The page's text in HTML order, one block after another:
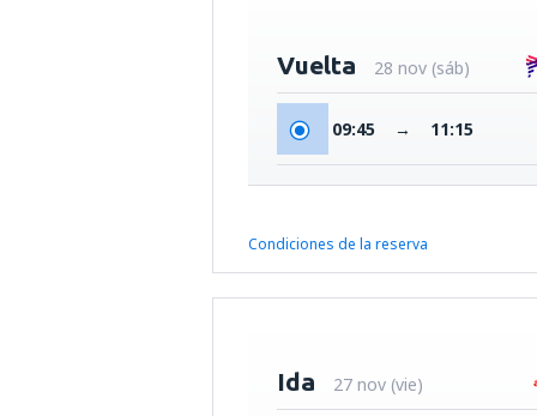
Vuelta 28 nov (sáb)
09:45 → 11:15
Condiciones de la reserva
Ida 27 nov (vie)